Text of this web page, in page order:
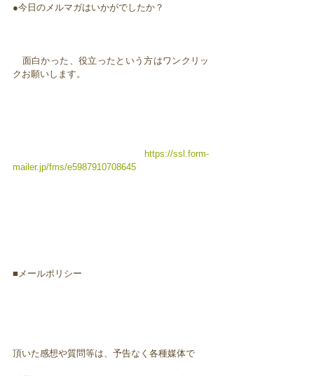
●今日のメルマガはいかがでしたか？
面白かった、役立ったという方はワンクリッ
クお願いします。
https://ssl.form-
mailer.jp/fms/e5987910708645
■メールポリシー
頂いた感想や質問等は、予告なく各種媒体で